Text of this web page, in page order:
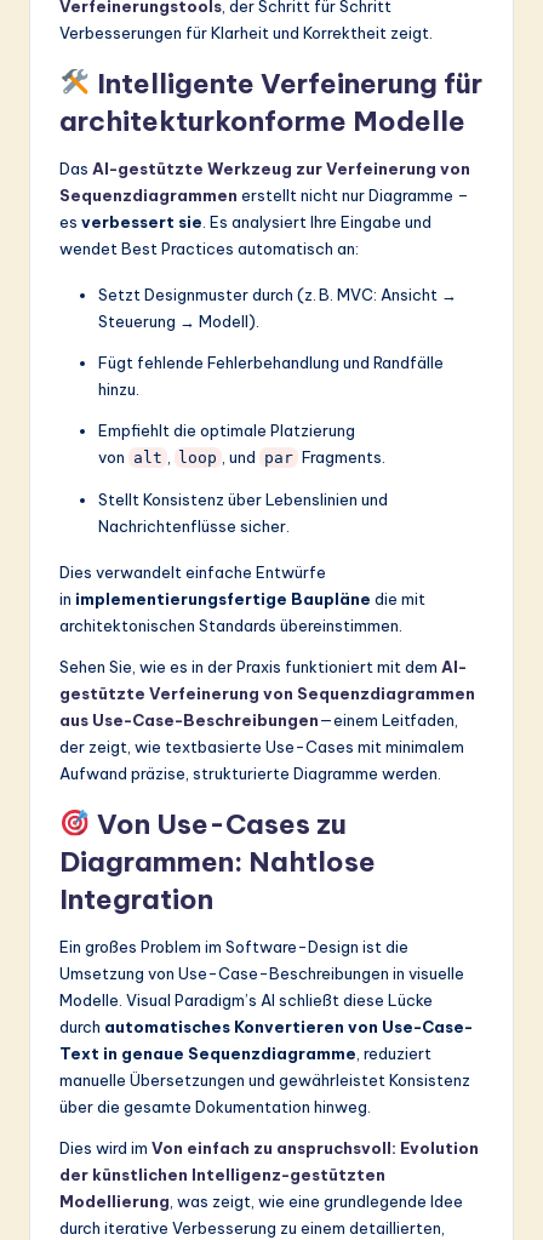
Verfeinerungstools , der Schritt für Schritt
Verbesserungen für Klarheit und Korrektheit zeigt.
Intelligente Verfeinerung für
architekturkonforme Modelle
Das AI-gestützte Werkzeug zur Verfeinerung von
Sequenzdiagrammen erstellt nicht nur Diagramme –
es verbessert sie . Es analysiert Ihre Eingabe und
wendet Best Practices automatisch an:
Setzt Designmuster durch (z. B. MVC: Ansicht →
Steuerung → Modell).
Fügt fehlende Fehlerbehandlung und Randfälle
hinzu.
Empfiehlt die optimale Platzierung
von alt loop , und par Fragments.
Stellt Konsistenz über Lebenslinien und
Nachrichtenflüsse sicher.
Dies verwandelt einfache Entwürfe
in implementierungsfertige Baupläne die mit
architektonischen Standards übereinstimmen.
Sehen Sie, wie es in der Praxis funktioniert mit dem AI-
gestützte Verfeinerung von Sequenzdiagrammen
aus Use-Case-Beschreibungen—einem Leitfaden,
der zeigt, wie textbasierte Use-Cases mit minimalem
Aufwand präzise, strukturierte Diagramme werden.
Von Use-Cases zu
Diagrammen: Nahtlose
Integration
Ein großes Problem im Software-Design ist die
Umsetzung von Use-Case-Beschreibungen in visuelle
Modelle. Visual Paradigm’s AI schließt diese Lücke
durch automatisches Konvertieren von Use-Case-
Text in genaue Sequenzdiagramme , reduziert
manuelle Übersetzungen und gewährleistet Konsistenz
über die gesamte Dokumentation hinweg.
Dies wird im Von einfach zu anspruchsvoll: Evolution
der künstlichen Intelligenz-gestützten
Modellierung , was zeigt, wie eine grundlegende Idee
durch iterative Verbesserung zu einem detaillierten,